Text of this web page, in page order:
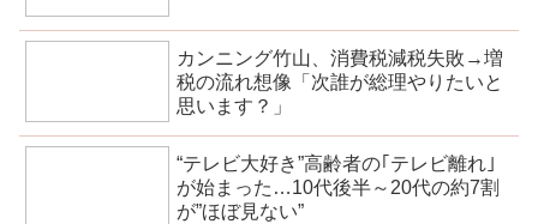
カンニング竹山、消費税減税失敗→増
税の流れ想像「次誰が総理やりたいと
思います？」
“テレビ大好き”高齢者の｢テレビ離れ｣
が始まった…10代後半～20代の約7割
が”ほぼ見ない”